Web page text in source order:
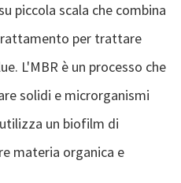
piccola scala che combina
per trattare
L'MBR è un processo che
solidi e microrganismi
un biofilm di
materia organica e